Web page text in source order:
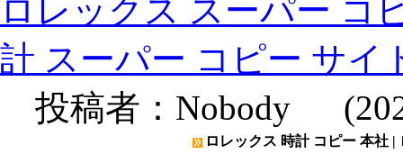
ロレックス スーパー コ
計 スーパー コピー サイ
投稿者： Nobody
ロレックス 時計 コピー 本社